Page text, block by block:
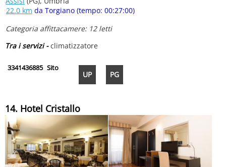
UP PG
22.0 km da Torgiano (tempo: 00:27:00)
Categoria affittacamere: 12 letti
Tra i servizi -climatizzatore
3341436885 Sito
14. Hotel Cristallo